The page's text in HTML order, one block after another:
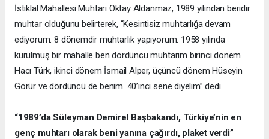
İstiklal Mahallesi Muhtarı Oktay Aldanmaz, 1989 yılından beridir
muhtar olduğunu belirterek, “Kesintisiz muhtarlığa devam
ediyorum. 8 dönemdir muhtarlık yapıyorum. 1958 yılında
kurulmuş bir mahalle ben dördüncü muhtarım birinci dönem
Hacı Türk, ikinci dönem İsmail Alper, üçüncü dönem Hüseyin
Görür ve dördüncü de benim. 40’ıncı sene diyelim” dedi.
“1989’da Süleyman Demirel Başbakandı, Türkiye’nin en
genç muhtarı olarak beni yanına çağırdı, plaket verdi”